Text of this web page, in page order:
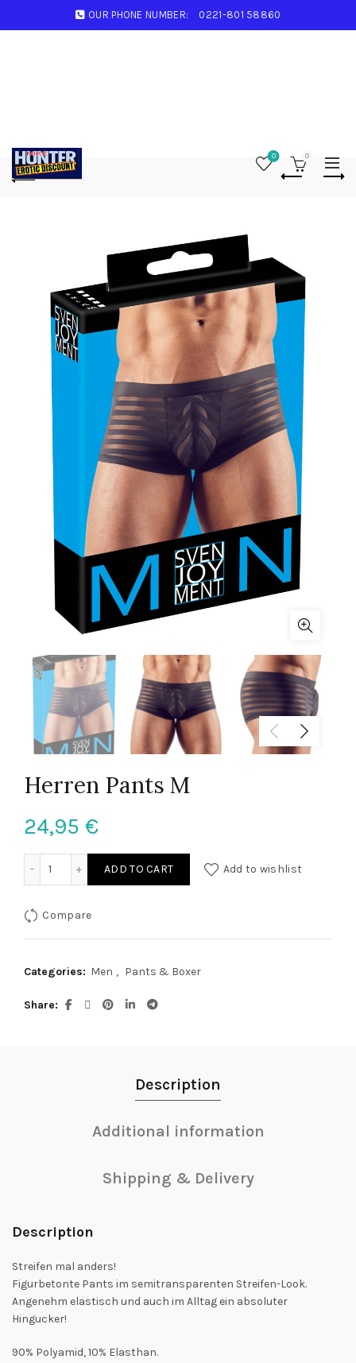
OUR PHONE NUMBER: 0221-801 58860
0 0
Herren Pants M
24,95 €
ADD TO CART Add to wishlist
Compare
Categories: Men , Pants & Boxer
Share
Description
Additional information
Shipping & Delivery
Description
Streifen mal anders!
Figurbetonte Pants im semitransparenten Streifen-Look.
Angenehm elastisch und auch im Alltag ein absoluter
Hingucker!
90% Polyamid, 10% Elasthan.